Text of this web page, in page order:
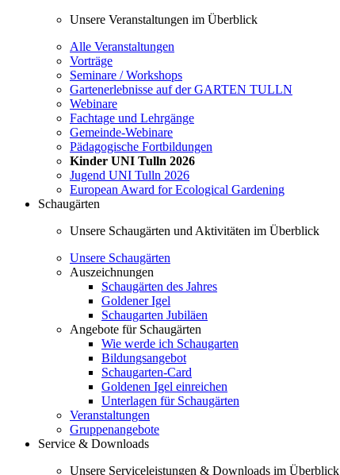
Unsere Veranstaltungen im Überblick
Alle Veranstaltungen
Vorträge
Seminare / Workshops
Gartenerlebnisse auf der GARTEN TULLN
Webinare
Fachtage und Lehrgänge
Gemeinde-Webinare
Pädagogische Fortbildungen
Kinder UNI Tulln 2026
Jugend UNI Tulln 2026
European Award for Ecological Gardening
Schaugärten
Unsere Schaugärten und Aktivitäten im Überblick
Unsere Schaugärten
Auszeichnungen
Schaugärten des Jahres
Goldener Igel
Schaugarten Jubiläen
Angebote für Schaugärten
Wie werde ich Schaugarten
Bildungsangebot
Schaugarten-Card
Goldenen Igel einreichen
Unterlagen für Schaugärten
Veranstaltungen
Gruppenangebote
Service & Downloads
Unsere Serviceleistungen & Downloads im Überblick